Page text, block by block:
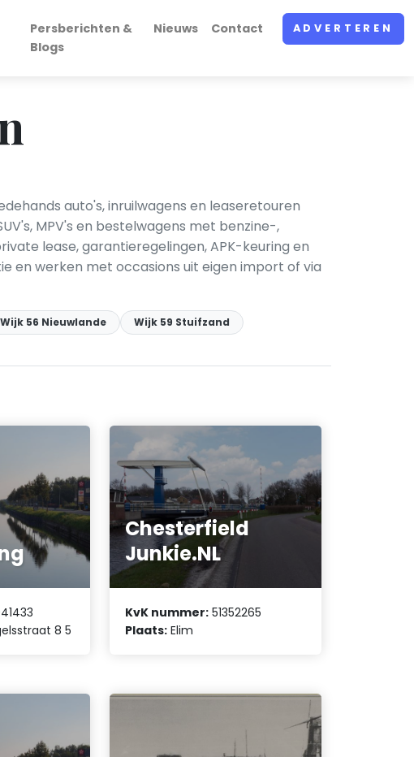
Persberichten &
Blogs
Nieuws Contact ADVERTEREN
auto's, inruilwagens en leaseretouren
MPV's en bestelwagens met benzine-,
lease, garantieregelingen, APK-keuring en
en werken met occasions uit eigen import of via
Wijk 56 Nieuwlande
Wijk 59 Stuifzand
8 5
Chesterfield
Junkie.NL
KvK nummer: 51352265
Plaats: Elim